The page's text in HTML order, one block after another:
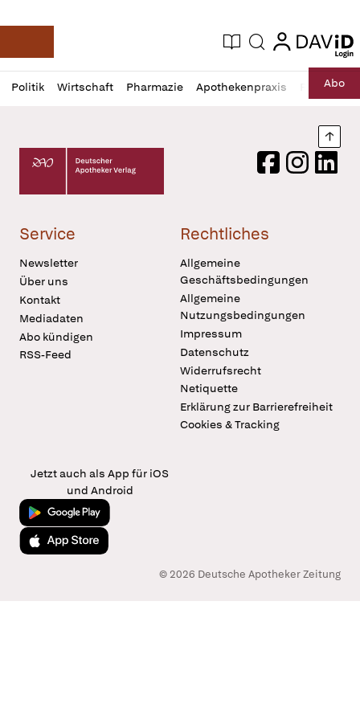
Deutsche Apotheker Zeitung
Aktuelle Ausgabe
Suche login
login
Politik Wirtschaft Pharmazie Apothekenpraxis RechtAbo
Profil
öffnen
Daz
Pur
Deutscher Apotheker Verlag Logo
FacebookInstagram
Service
Newsletter
Über uns
Kontakt
Mediadaten
Abo kündigen
RSS-Feed
Rechtliches
Allgemeine
Geschäftsbedingungen
Allgemeine
Nutzungsbedingungen
Impressum
Datenschutz
Widerrufsrecht
Netiquette
Erklärung zur Barrierefreiheit
Cookies & Tracking
Jetzt auch als App für iOS
und Android
Jetzt bei Google Play
Laden im App Store
© 2026 Deutsche Apotheker Zeitung